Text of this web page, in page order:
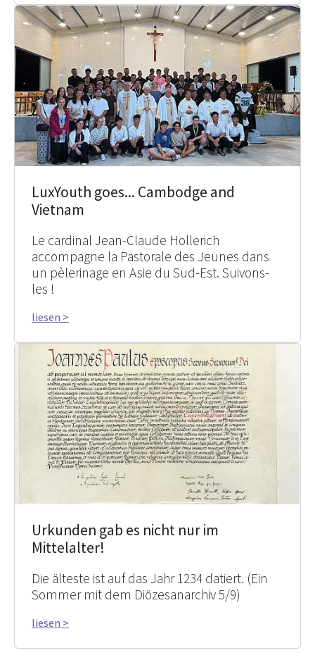
LuxYouth goes... Cambodge and
Vietnam
Le cardinal Jean-Claude Hollerich
accompagne la Pastorale des Jeunes dans
un pèlerinage en Asie du Sud-Est. Suivons-
les !
liesen >
Urkunden gab es nicht nur im
Mittelalter!
Die älteste ist auf das Jahr 1234 datiert. (Ein
Sommer mit dem Diözesanarchiv 5/9)
liesen >